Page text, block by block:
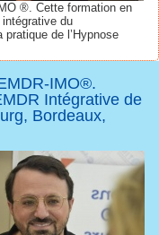
®. Cette formation en
du
de l’Hypnose
IMO®.
Intégrative de
Bordeaux,